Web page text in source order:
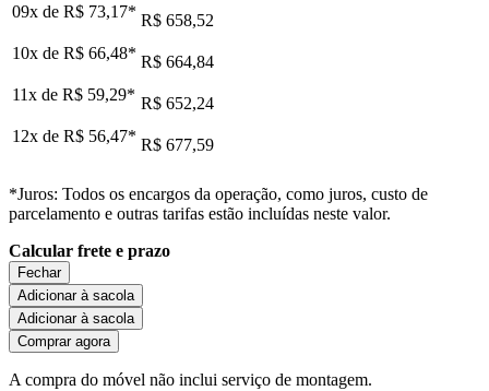
09x de R$ 73,17* R$ 658,52
10x de R$ 66,48* R$ 664,84
11x de R$ 59,29* R$ 652,24
12x de R$ 56,47* R$ 677,59
*Juros: Todos os encargos da operação, como juros, custo de
parcelamento e outras tarifas estão incluídas neste valor.
Calcular frete e prazo
Fechar
Adicionar à sacola
Adicionar à sacola
Comprar agora
A compra do móvel não inclui serviço de montagem.